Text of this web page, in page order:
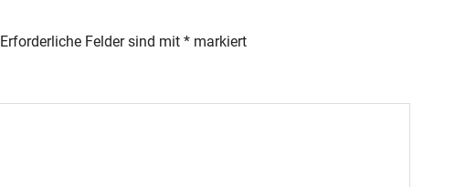
Erforderliche Felder sind mit * markiert